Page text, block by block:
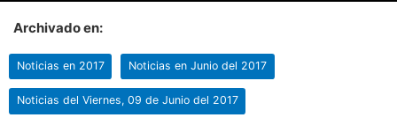
Archivado en:
Noticias en 2017 Noticias en Junio del 2017
Noticias del Viernes, 09 de Junio del 2017